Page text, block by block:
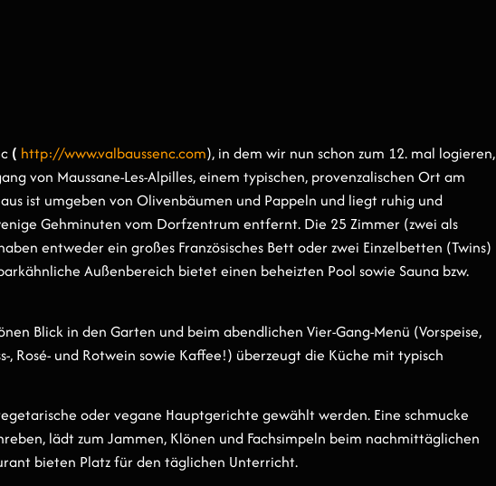
( http://www.valbaussenc.com), in dem wir nun schon zum 12. mal logieren,
von Maussane-Les-Alpilles, einem typischen, provenzalischen Ort am
ist umgeben von Olivenbäumen und Pappeln und liegt ruhig und
Gehminuten vom Dorfzentrum entfernt. Die 25 Zimmer (zwei als
entweder ein großes Französisches Bett oder zwei Einzelbetten (Twins)
Außenbereich bietet einen beheizten Pool sowie Sauna bzw.
Blick in den Garten und beim abendlichen Vier-Gang-Menü (Vorspeise,
, Rosé- und Rotwein sowie Kaffee!) überzeugt die Küche mit typisch
oder vegane Hauptgerichte gewählt werden. Eine schmucke
lädt zum Jammen, Klönen und Fachsimpeln beim nachmittäglichen
bieten Platz für den täglichen Unterricht.